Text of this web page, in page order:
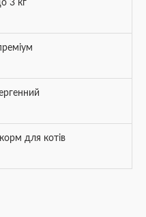
3 кг
для котів